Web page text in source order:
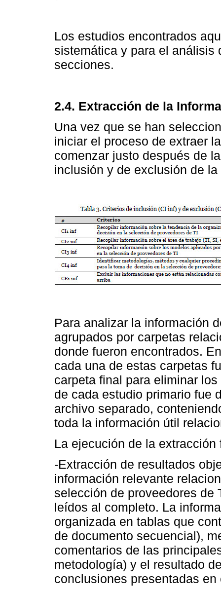
Los estudios encontrados
sistemática y para el análisis
secciones.
2.4. Extracción de la
Una vez que se han
iniciar el proceso de extraer
comenzar justo después de
inclusión y de exclusión de
Para analizar la información
agrupados por carpetas
donde fueron encontrados.
cada una de estas carpetas
carpeta final para eliminar
de cada estudio primario fue
archivo separado,
toda la información útil
La ejecución de la
-Extracción de resultados
información relevante
selección de proveedores de
leídos al completo. La
organizada en tablas que
de documento secuencial),
comentarios de las
metodología) y el resultado
conclusiones presentadas en